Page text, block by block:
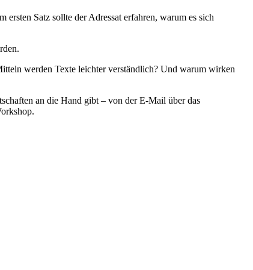
Satz sollte der Adressat erfahren, warum es sich
werden Texte leichter verständlich? Und warum wirken
an die Hand gibt – von der E-Mail über das